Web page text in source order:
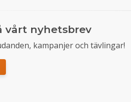
vårt nyhetsbrev
kampanjer och tävlingar!